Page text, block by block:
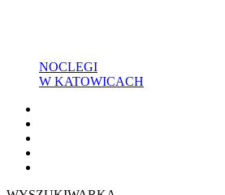
NOCLEGI
W KATOWICACH